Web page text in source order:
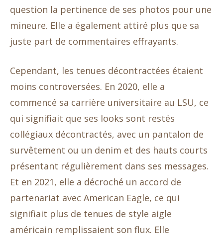
question la pertinence de ses photos pour une
mineure. Elle a également attiré plus que sa
juste part de commentaires effrayants.
Cependant, les tenues décontractées étaient
moins controversées. En 2020, elle a
commencé sa carrière universitaire au LSU, ce
qui signifiait que ses looks sont restés
collégiaux décontractés, avec un pantalon de
survêtement ou un denim et des hauts courts
présentant régulièrement dans ses messages.
Et en 2021, elle a décroché un accord de
partenariat avec American Eagle, ce qui
signifiait plus de tenues de style aigle
américain remplissaient son flux. Elle